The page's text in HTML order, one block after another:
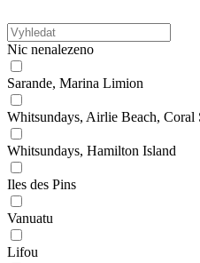
Nic nenalezeno
Sarande, Marina Limion
Whitsundays, Airlie Beach, Coral
Whitsundays, Hamilton Island
Iles des Pins
Vanuatu
Lifou